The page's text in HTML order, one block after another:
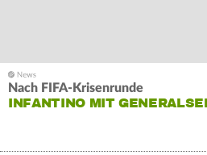
Nach FIFA-Krisenrunde
INFANTINO MIT